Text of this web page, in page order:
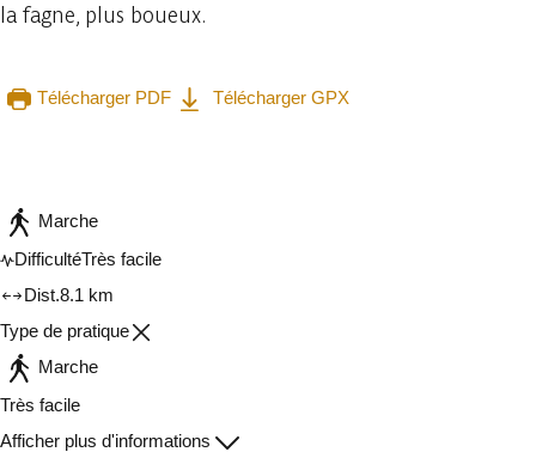
la fagne, plus boueux.
Télécharger PDF
Télécharger GPX
Marche
DifficultéTrès facile
Dist.8.1 km
Type de pratique
Marche
Très facile
Afficher plus d'informations